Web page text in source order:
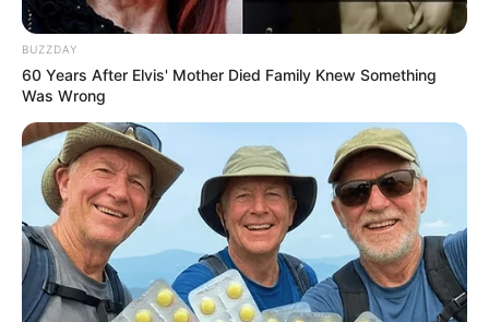
BUZZDAY
60 Years After Elvis' Mother Died Family Knew Something
Was Wrong